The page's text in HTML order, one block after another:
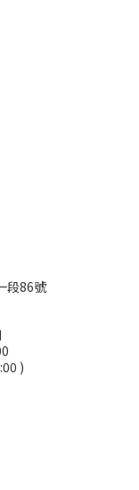
段86號
)